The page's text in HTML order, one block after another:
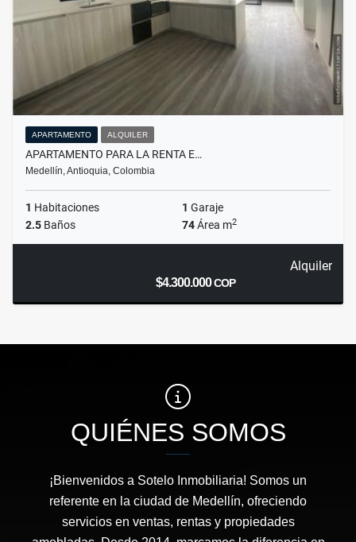
APARTAMENTO ALQUILER
APARTAMENTO PARA LA RENTA E…
Medellín, Antioquia, Colombia
1 Habitaciones 1 Garaje
2.5 Baños 74Área m2
Alquiler
$4.300.000COP
QUIÉNES SOMOS
¡Bienvenidos a Sotelo Inmobiliaria! Somos un
referente en la ciudad de Medellín, ofreciendo
servicios en ventas, rentas y propiedades